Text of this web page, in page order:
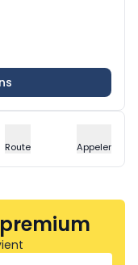
Route Appeler